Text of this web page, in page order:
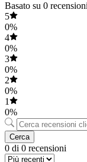
Basato su 0 recensioni
5
0%
4
0%
3
0%
2
0%
1
0%
Cerca
0 di 0 recensioni